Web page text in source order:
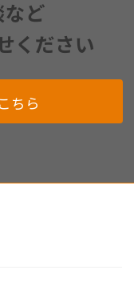
など
ください
ちら